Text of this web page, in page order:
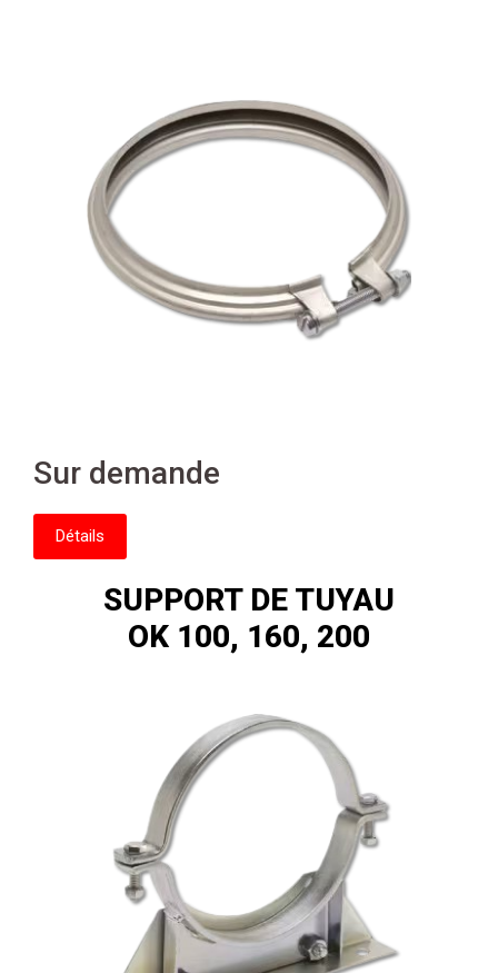
Sur demande
Détails
SUPPORT DE TUYAU
OK 100, 160, 200